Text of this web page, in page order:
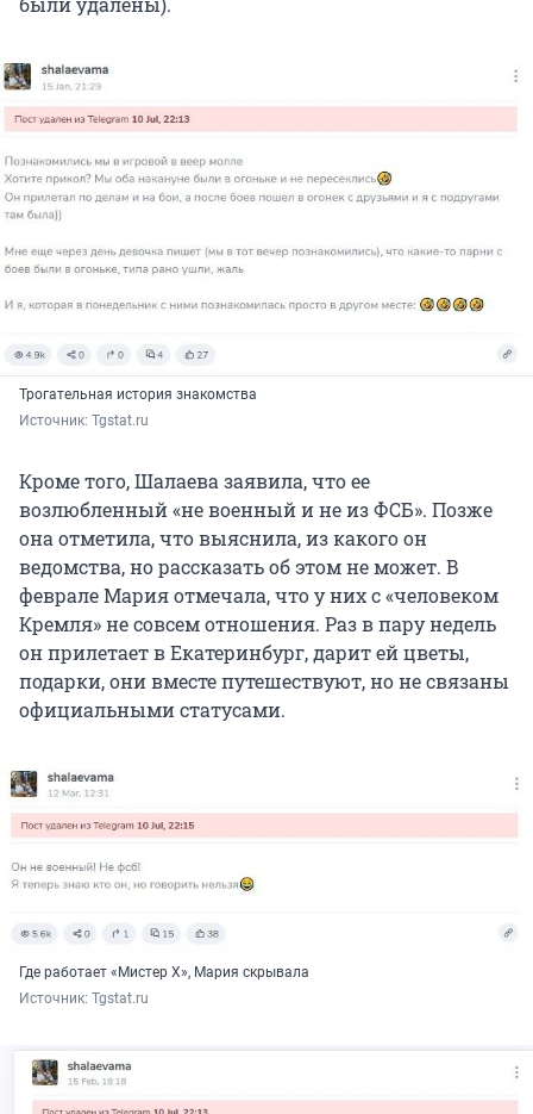
Трогательная история знакомства
Источник: Tgstat.ru
Кроме того, Шалаева заявила, что ее
возлюбленный «не военный и не из ФСБ». Позже
она отметила, что выяснила, из какого он
ведомства, но рассказать об этом не может. В
феврале Мария отмечала, что у них с «человеком
Кремля» не совсем отношения. Раз в пару недель
он прилетает в Екатеринбург, дарит ей цветы,
подарки, они вместе путешествуют, но не связаны
официальными статусами.
Где работает «Мистер Х», Мария скрывала
Источник: Tgstat.ru